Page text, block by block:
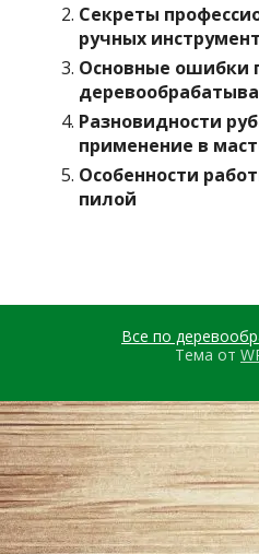
Секреты
ручных
Основные ошибки
Разновидности
применение в
Особенности
пилой
Все по
Тема от